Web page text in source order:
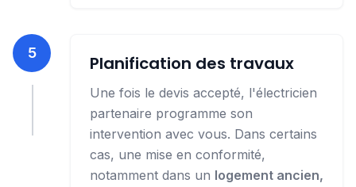
5 Planification des travaux
Une fois le devis accepté, l'électricien
partenaire programme son
intervention avec vous. Dans certains
cas, une mise en conformité,
notamment dans un logement ancien,